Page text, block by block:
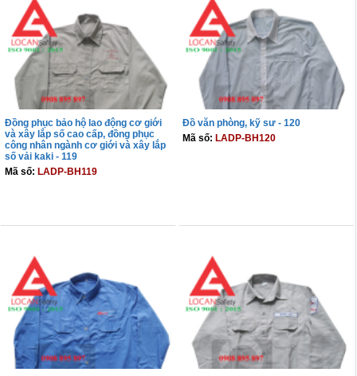
Đồng phục bảo hộ lao động cơ giới
và xây lắp số cao cấp, đồng phục
công nhân ngành cơ giới và xây lắp
số vải kaki - 119
Mã số: LADP-BH119
Đồ văn phòng, kỹ sư - 120
Mã số: LADP-BH120